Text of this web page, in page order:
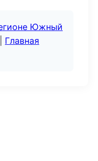
Южный
Главная